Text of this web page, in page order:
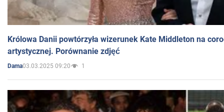
Królowa Danii powtórzyła wizerunek Kate Middleton na
artystycznej. Porównanie zdjęć
Dama03.03.2025 09:20 1